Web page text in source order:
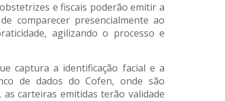
e fiscais poderão emitir a
comparecer presencialmente ao
agilizando o processo e
captura a identificação facial e a
de dados do Cofen, onde são
carteiras emitidas terão validade